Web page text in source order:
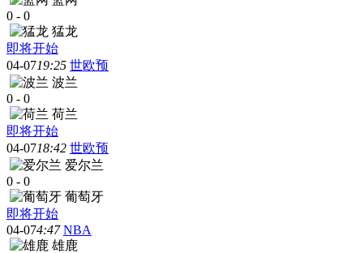
0 - 0
猛龙
即将开始
04-0719:25 世欧预
波兰
0 - 0
荷兰
即将开始
04-0718:42 世欧预
爱尔兰
0 - 0
葡萄牙
即将开始
04-074:47 NBA
雄鹿